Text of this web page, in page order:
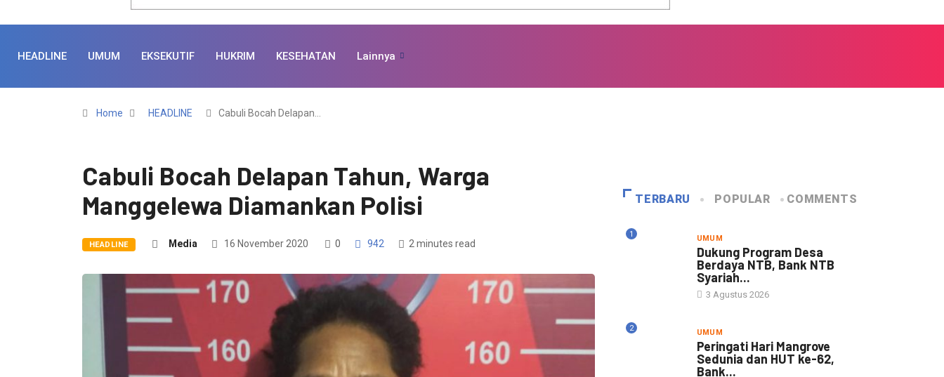
HEADLINE UMUM EKSEKUTIF HUKRIM KESEHATAN Lainnya
Home HEADLINE Cabuli Bocah Delapan…
Cabuli Bocah Delapan Tahun, Warga
Manggelewa Diamankan Polisi
HEADLINE Media 16 November 2020 0 942 2 minutes read
TERBARU POPULAR COMMENTS
1 UMUM
Dukung Program Desa
Berdaya NTB, Bank NTB
Syariah...
3 Agustus 2026
2 UMUM
Peringati Hari Mangrove
Sedunia dan HUT ke-62,
Bank...